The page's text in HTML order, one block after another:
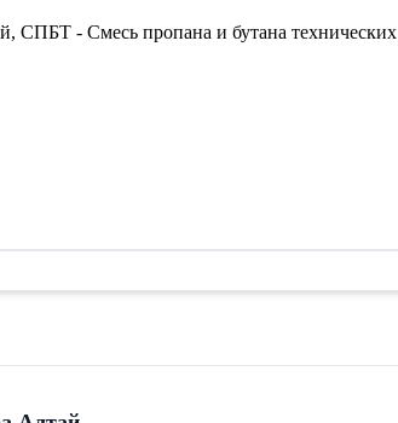
СПБТ - Смесь пропана и бутана технических